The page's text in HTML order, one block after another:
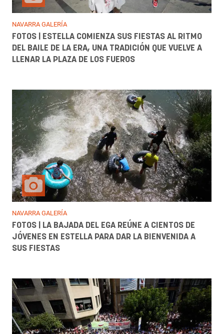
NAVARRA GALERÍA
FOTOS | ESTELLA COMIENZA SUS FIESTAS AL RITMO
DEL BAILE DE LA ERA, UNA TRADICIÓN QUE VUELVE A
LLENAR LA PLAZA DE LOS FUEROS
NAVARRA GALERÍA
FOTOS | LA BAJADA DEL EGA REÚNE A CIENTOS DE
JÓVENES EN ESTELLA PARA DAR LA BIENVENIDA A
SUS FIESTAS